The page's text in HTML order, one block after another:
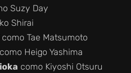
Suzy Day
Shirai
como Tae Matsumoto
como Heigo Yashima
como Kiyoshi Otsuru